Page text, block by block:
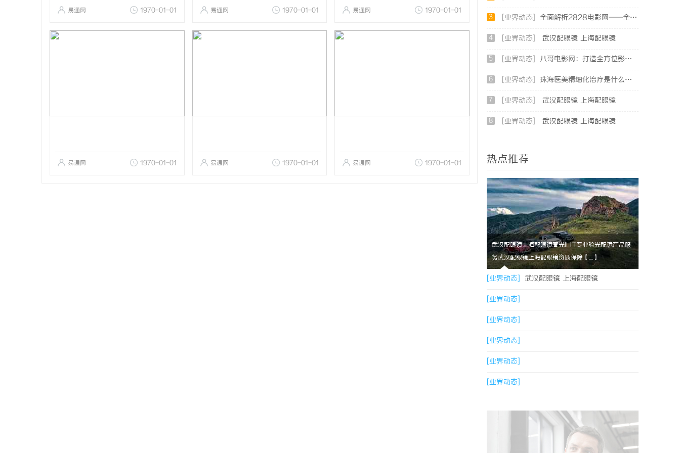
易通网 1970-01-01 易通网 1970-01-01 易通网 1970-01-01
易通网 1970-01-01 易通网 1970-01-01 易通网 1970-01-01
3 [业界动态] 全面解析2828电影网——全方位提升你的观影体验平台
4 [业界动态] 武汉配眼镜 上海配眼镜
5 [业界动态] 八哥电影网：打造全方位影视娱乐新体验的平台解析
6 [业界动态] 珠海医美精细化治疗是什么？珠海专业医美机构筛选标准科普
7 [业界动态] 武汉配眼镜 上海配眼镜
8 [业界动态] 武汉配眼镜 上海配眼镜
热点推荐
武汉配眼镜上海配眼镜暮光ILIT专业验光配镜产品服
务武汉配眼镜上海配眼镜资质保障【....】
[业界动态] 武汉配眼镜 上海配眼镜
[业界动态]
[业界动态]
[业界动态]
[业界动态]
[业界动态]